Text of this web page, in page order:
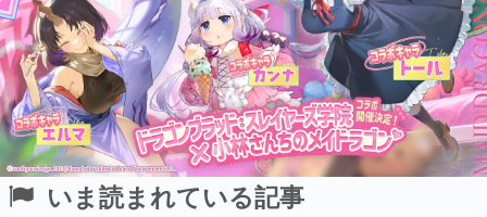
電ファミのいま読まれている記事ランキング
アプリセール情報
インタビュー
連載・特集一覧
殿堂入り記事
SNS拡散数が数千以上！ ページビュー数万以上！ などな
いま読まれている記事